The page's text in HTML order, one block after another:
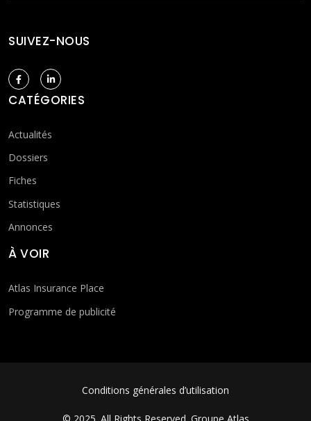
SUIVEZ-NOUS
CATÉGORIES
Actualités
Dossiers
Fiches
Statistiques
Annonces
À VOIR
Atlas Insurance Place
Programme de publicité
FOOTER MENUConditions générales d’utilisation